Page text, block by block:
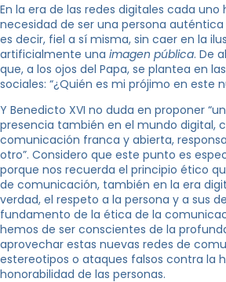
En la era de las redes digitales cada
necesidad de ser una persona
es decir, fiel a sí misma, sin caer en la
artificialmente una imagen pública. De
que, a los ojos del Papa, se plantea en
sociales: “¿Quién es mi prójimo en este
Y Benedicto XVI no duda en proponer
presencia también en el mundo digital,
comunicación franca y abierta,
otro”. Considero que este punto es
porque nos recuerda el principio ético
de comunicación, también en la era
verdad, el respeto a la persona y a sus
fundamento de la ética de la
hemos de ser conscientes de la
aprovechar estas nuevas redes de
estereotipos o ataques falsos contra la
honorabilidad de las personas.